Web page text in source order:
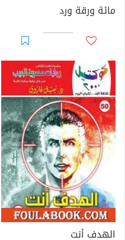
مائة ورقة ورد
الهدف أنت